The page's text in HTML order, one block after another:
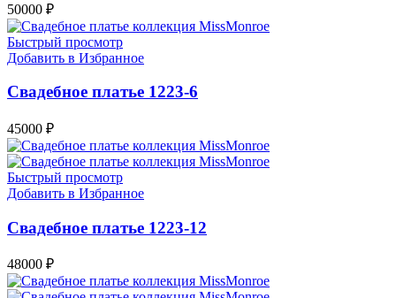
50000 ₽
Быстрый просмотр
Добавить в Избранное
Свадебное платье 1223-6
45000 ₽
Быстрый просмотр
Добавить в Избранное
Свадебное платье 1223-12
48000 ₽